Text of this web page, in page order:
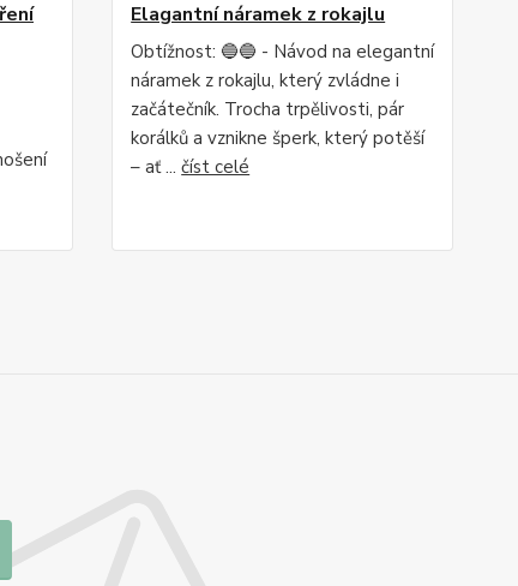
Elagantní náramek z rokajlu
Obtížnost: 🔵🔵 - Návod na elegantní
náramek z rokajlu, který zvládne i
začátečník. Trocha trpělivosti, pár
korálků a vznikne šperk, který potěší
– ať ...číst celé